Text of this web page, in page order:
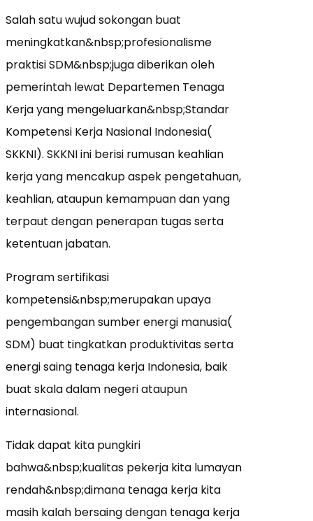
Salah satu wujud sokongan buat
meningkatkan&nbsp;profesionalisme
praktisi SDM&nbsp;juga diberikan oleh
pemerintah lewat Departemen Tenaga
Kerja yang mengeluarkan&nbsp;Standar
Kompetensi Kerja Nasional Indonesia(
SKKNI). SKKNI ini berisi rumusan keahlian
kerja yang mencakup aspek pengetahuan,
keahlian, ataupun kemampuan dan yang
terpaut dengan penerapan tugas serta
ketentuan jabatan.
Program sertifikasi
kompetensi&nbsp;merupakan upaya
pengembangan sumber energi manusia(
SDM) buat tingkatkan produktivitas serta
energi saing tenaga kerja Indonesia, baik
buat skala dalam negeri ataupun
internasional.
Tidak dapat kita pungkiri
bahwa&nbsp;kualitas pekerja kita lumayan
rendah&nbsp;dimana tenaga kerja kita
masih kalah bersaing dengan tenaga kerja